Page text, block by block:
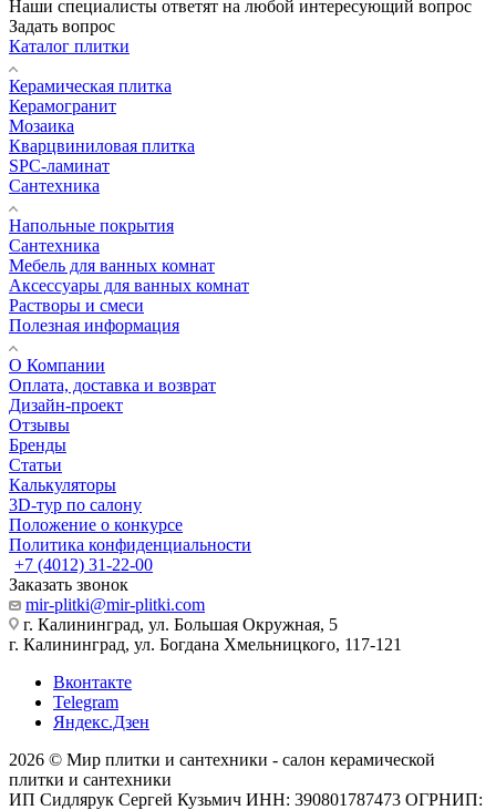
Наши специалисты ответят на любой интересующий вопрос
Задать вопрос
Каталог плитки
Керамическая плитка
Керамогранит
Мозаика
Кварцвиниловая плитка
SPC-ламинат
Сантехника
Напольные покрытия
Сантехника
Мебель для ванных комнат
Аксессуары для ванных комнат
Растворы и смеси
Полезная информация
О Компании
Оплата, доставка и возврат
Дизайн-проект
Отзывы
Бренды
Статьи
Калькуляторы
3D-тур по салону
Положение о конкурсе
Политика конфиденциальности
+7 (4012) 31-22-00
Заказать звонок
mir-plitki@mir-plitki.com
г. Калининград, ул. Большая Окружная, 5
г. Калининград, ул. Богдана Хмельницкого, 117-121
Вконтакте
Telegram
Яндекс.Дзен
2026 © Мир плитки и сантехники - салон керамической
плитки и сантехники
ИП Сидлярук Сергей Кузьмич ИНН: 390801787473 ОГРНИП: